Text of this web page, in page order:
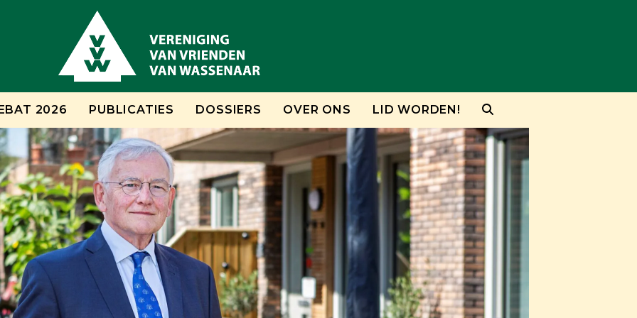
2026 PUBLICATIES DOSSIERS OVER ONS LID WORDEN!